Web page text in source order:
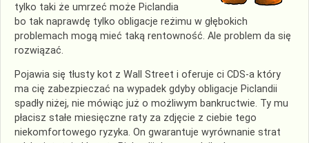
tylko taki że umrzeć może Piclandia
bo tak naprawdę tylko obligacje reżimu w głębokich
problemach mogą mieć taką rentowność. Ale problem da się
rozwiązać.
Pojawia się tłusty kot z Wall Street i oferuje ci CDS-a który
ma cię zabezpieczać na wypadek gdyby obligacje Piclandii
spadły niżej, nie mówiąc już o możliwym bankructwie. Ty mu
płacisz stałe miesięczne raty za zdjęcie z ciebie tego
niekomfortowego ryzyka. On gwarantuje wyrównanie strat